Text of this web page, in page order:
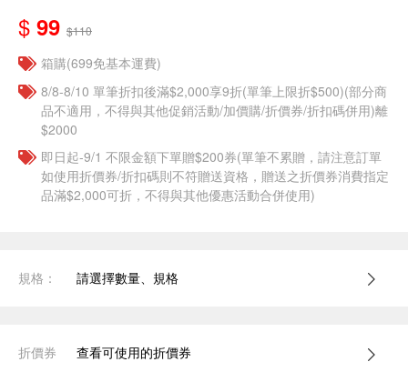
$ 99 $110
箱購(699免基本運費)
8/8-8/10 單筆折扣後滿$2,000享9折(單筆上限折$500)(部分商
品不適用，不得與其他促銷活動/加價購/折價券/折扣碼併用)離
$2000
即日起-9/1 不限金額下單贈$200券(單筆不累贈，請注意訂單
如使用折價券/折扣碼則不符贈送資格，贈送之折價券消費指定
品滿$2,000可折，不得與其他優惠活動合併使用)
規格： 請選擇數量、規格
折價券 查看可使用的折價券